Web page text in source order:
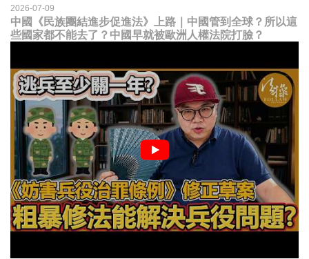
2026-07-09
中國《民族團結進步促進法》上路｜中國管到全球？所以這
些國家都不能去了？中國早就被歐洲人權法院打臉？